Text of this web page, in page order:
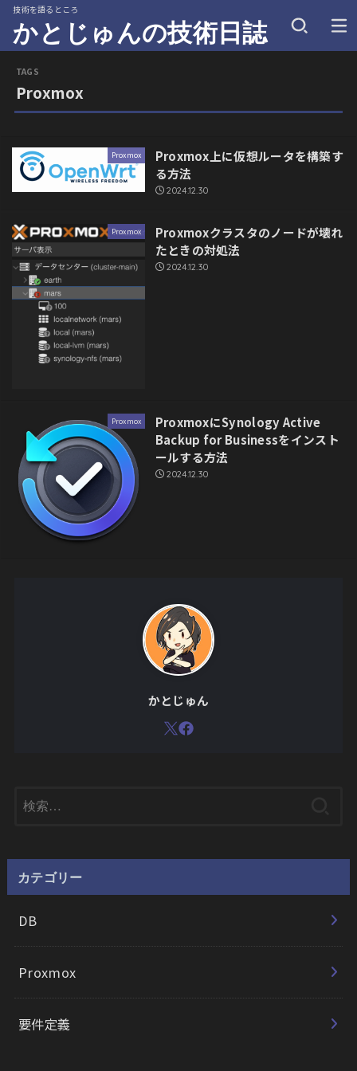
技術を語るところ
かとじゅんの技術日誌
Proxmox
Proxmox
Proxmox上に仮想ルータを構築す
る方法
2024.12.30
Proxmox
Proxmoxクラスタのノードが壊れ
たときの対処法
2024.12.30
Proxmox
ProxmoxにSynology Active
Backup for Businessをインスト
ールする方法
2024.12.30
かとじゅん
カテゴリー
DB
Proxmox
要件定義